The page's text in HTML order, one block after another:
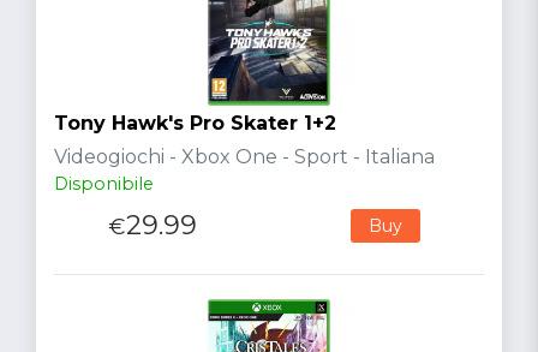
Tony Hawk's Pro Skater 1+2
Videogiochi - Xbox One - Sport - Italiana
Disponibile
€29.99 Buy